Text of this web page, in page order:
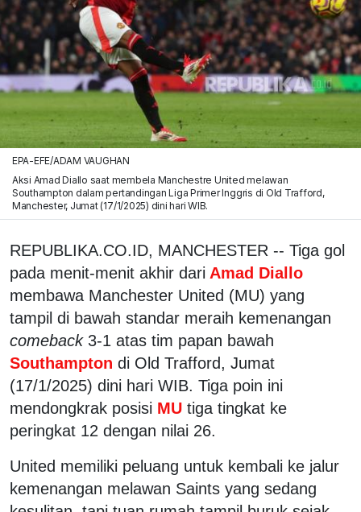
EPA-EFE/ADAM VAUGHAN
Aksi Amad Diallo saat membela Manchestre United melawan
Southampton dalam pertandingan Liga Primer Inggris di Old Trafford,
Manchester, Jumat (17/1/2025) dini hari WIB.
REPUBLIKA.CO.ID, MANCHESTER -- Tiga gol
pada menit-menit akhir dari Amad Diallo
membawa Manchester United (MU) yang
tampil di bawah standar meraih kemenangan
comeback3-1 atas tim papan bawah
Southampton di Old Trafford, Jumat
(17/1/2025) dini hari WIB. Tiga poin ini
mendongkrak posisi MU tiga tingkat ke
peringkat 12 dengan nilai 26.
United memiliki peluang untuk kembali ke jalur
kemenangan melawan Saints yang sedang